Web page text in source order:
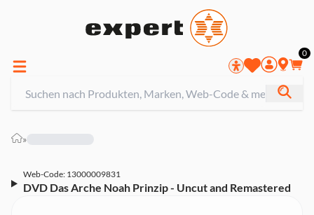
0
»
Web-Code: 13000009831
DVD Das Arche Noah Prinzip - Uncut and Remastered